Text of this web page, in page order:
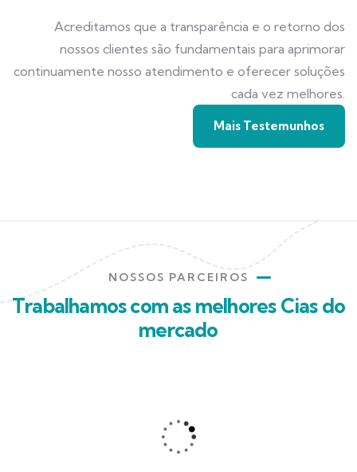
Acreditamos que a transparência e o retorno dos
nossos clientes são fundamentais para aprimorar
continuamente nosso atendimento e oferecer soluções
cada vez melhores.
Mais Testemunhos
NOSSOS PARCEIROS
Trabalhamos com as melhores Cias do
mercado